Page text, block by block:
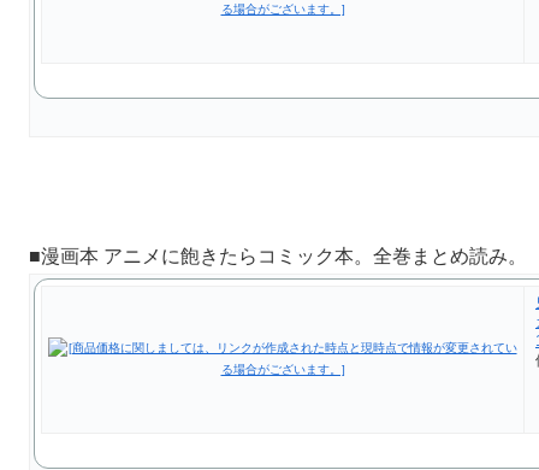
■漫画本 アニメに飽きたらコミック本。全巻まとめ読み。